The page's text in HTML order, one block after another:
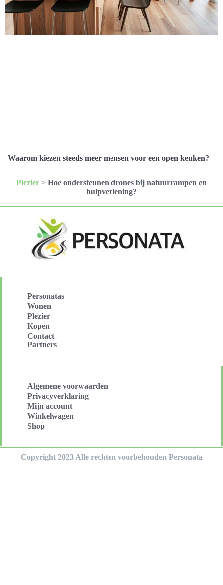
Waarom kiezen steeds meer mensen voor een open keuken?
Plezier > Hoe ondersteunen drones bij natuurrampen en
hulpverlening?
Personatas
Wonen
Plezier
Kopen
Contact
Partners
Algemene voorwaarden
Privacyverklaring
Mijn account
Winkelwagen
Shop
Copyright 2023 Alle rechten voorbehouden Personata